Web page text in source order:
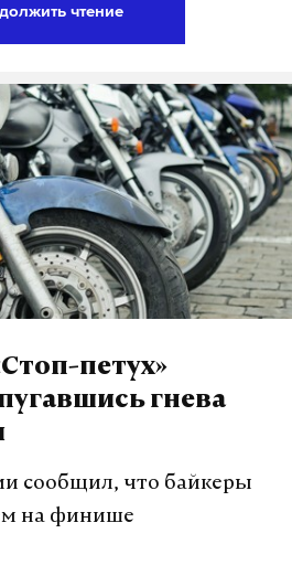
на стоимость напитка для
это не сразу. «Кофе —
хранится долгое время и
Повышение
году и будет либо
либо даже большим»,
президента
ассоциации Вадима
в случае России ритейлеры,
зерен, стараются
которые им пришлось
курса рубля.
Daily Storm в
тормозит интернет.
чтение
петух»
гнева
сообщил, что байкеры
на финише